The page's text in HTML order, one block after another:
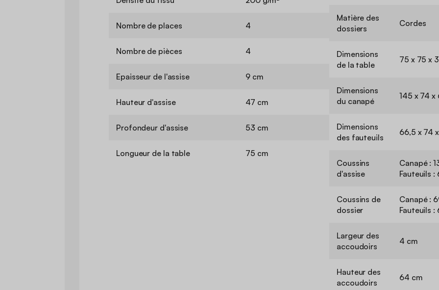
Nombre de places 4
Nombre de pièces 4
Epaisseur de l'assise 9 cm
Hauteur d'assise 47 cm
Profondeur d'assise 53 cm
Longueur de la table 75 cm
Matière des
dossiers
Cordes
Dimensions
de la table
75 x 75 x
Dimensions
du canapé
145 x 74 x
Dimensions
des fauteuils
66,5 x 74
Coussins
d'assise
Canapé :
Fauteuils :
Coussins de
dossier
Canapé :
Fauteuils :
Largeur des
accoudoirs
4 cm
Hauteur des
accoudoirs
64 cm